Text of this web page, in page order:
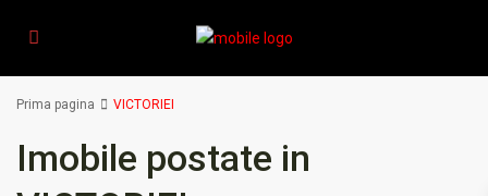
Prima pagina VICTORIEI
Imobile postate in